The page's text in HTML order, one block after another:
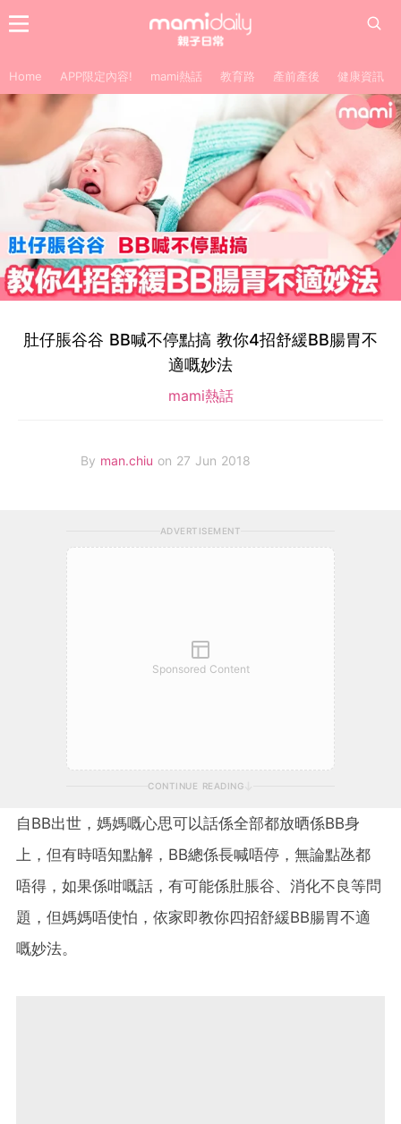
Home APP限定內容! mami熱話 教育路 產前產後 健康資訊
肚仔脹谷谷 BB喊不停點搞 教你4招舒緩BB腸胃不
適嘅妙法
mami熱話
By man.chiu on 27 Jun 2018
ADVERTISEMENT
Sponsored Content
CONTINUE READING
自BB出世，媽媽嘅心思可以話係全部都放晒係BB身
上，但有時唔知點解， BB總係長喊唔停，無論點氹都
唔得，如果係咁嘅話，有可能係肚脹谷、消化不良等問
題，但媽媽唔使怕，依家即教你四招舒緩BB腸胃不適
嘅妙法。